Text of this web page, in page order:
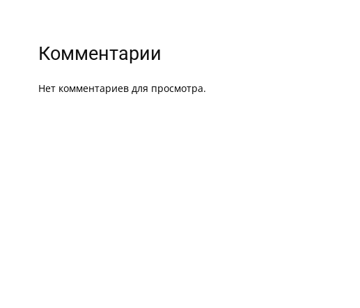
Комментарии
Нет комментариев для просмотра.